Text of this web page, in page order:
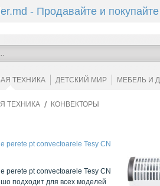
- Продавайте и
ТЕХНИКА ДЕТСКИЙ МИР МЕБЕЛЬ И
ТЕХНИКА КОНВЕКТОРЫ
perete pt convectoarele Tesy CN
perete pt convectoarele Tesy CN
подходит для всех моделей